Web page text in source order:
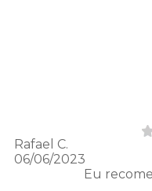
Rafael C.
06/06/2023
Eu